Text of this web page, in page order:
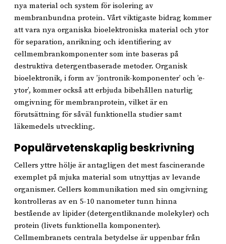
nya material och system för isolering av
membranbundna protein. Vårt viktigaste bidrag kommer
att vara nya organiska bioelektroniska material och ytor
för separation, anrikning och identifiering av
cellmembrankomponenter som inte baseras på
destruktiva detergentbaserade metoder. Organisk
bioelektronik, i form av ’jontronik-komponenter’ och ’e-
ytor’, kommer också att erbjuda bibehållen naturlig
omgivning för membranprotein, vilket är en
förutsättning för såväl funktionella studier samt
läkemedels utveckling.
Populärvetenskaplig beskrivning
Cellers yttre hölje är antagligen det mest fascinerande
exemplet på mjuka material som utnyttjas av levande
organismer. Cellers kommunikation med sin omgivning
kontrolleras av en 5-10 nanometer tunn hinna
bestående av lipider (detergentliknande molekyler) och
protein (livets funktionella komponenter).
Cellmembranets centrala betydelse är uppenbar från